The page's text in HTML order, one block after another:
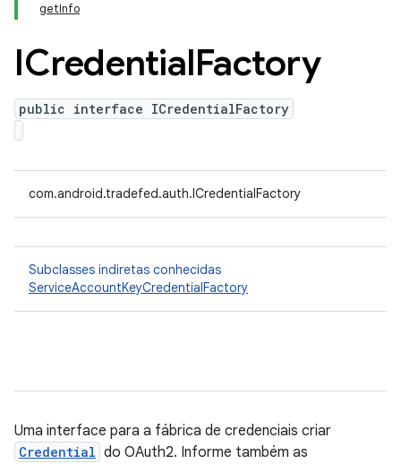
getInfo
ICredentialFactory
public interface ICredentialFactory
com.android.tradefed.auth.ICredentialFactory
Subclasses indiretas conhecidas
ServiceAccountKeyCredentialFactory
Uma interface para a fábrica de credenciais criar
Credential do OAuth2. Informe também as